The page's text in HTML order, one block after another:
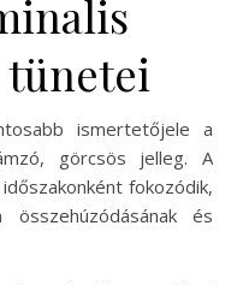
ismertetőjele a
görcsös jelleg. A
fokozódik,
és